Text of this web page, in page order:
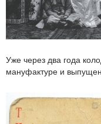
Уже через два года
мануфактуре и